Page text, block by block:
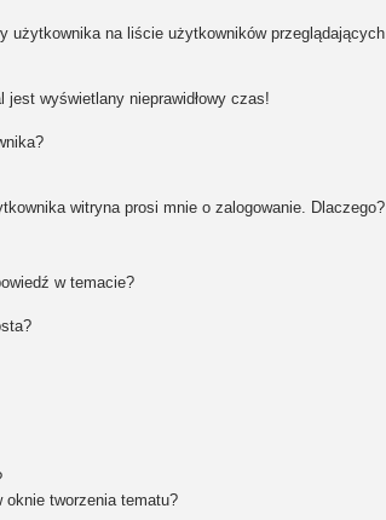
użytkownika na liście użytkowników przeglądających
wyświetlany nieprawidłowy czas!
witryna prosi mnie o zalogowanie. Dlaczego?
w temacie?
oknie tworzenia tematu?